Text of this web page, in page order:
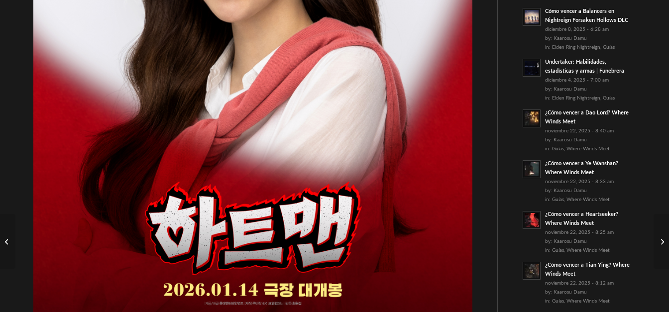
Cómo vencer a Balancers en
Nightreign Forsaken Hollows DLC
diciembre 8, 2025 - 6:28 am
by: Kaarosu Damu
in: Elden Ring Nightreign, Guías
Undertaker: Habilidades,
estadísticas y armas | Funebrera
diciembre 4, 2025 - 7:00 am
by: Kaarosu Damu
in: Elden Ring Nightreign, Guías
¿Cómo vencer a Dao Lord? Where
Winds Meet
noviembre 22, 2025 - 8:40 am
by: Kaarosu Damu
in: Guías, Where Winds Meet
¿Cómo vencer a Ye Wanshan?
Where Winds Meet
noviembre 22, 2025 - 8:33 am
by: Kaarosu Damu
in: Guías, Where Winds Meet
¿Cómo vencer a Heartseeker?
Where Winds Meet
noviembre 22, 2025 - 8:25 am
by: Kaarosu Damu
in: Guías, Where Winds Meet
¿Cómo vencer a Tian Ying? Where
Winds Meet
noviembre 22, 2025 - 8:12 am
by: Kaarosu Damu
in: Guías, Where Winds Meet